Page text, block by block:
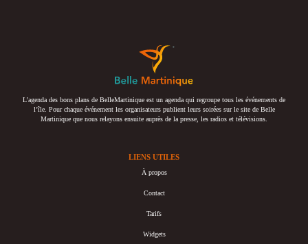
L’agenda des bons plans de BelleMartinique est un agenda qui regroupe tous les événements de
l’île. Pour chaque événement les organisateurs publient leurs soirées sur le site de Belle
Martinique que nous relayons ensuite auprès de la presse, les radios et télévisions.
LIENS UTILES
À propos
Contact
Tarifs
Widgets